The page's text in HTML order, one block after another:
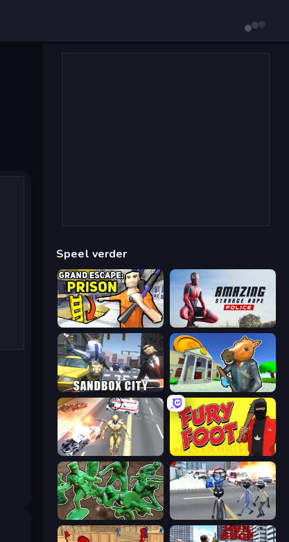
Speel verder
Grand Escape: Prison Amazing Strange Rope Police
Sandbox City Bank Robbery 3
Fury Foot
Soldiers - Capture and Control! Amazing Crime Strange Stickman